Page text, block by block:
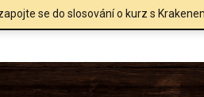
se do slosování o kurz s